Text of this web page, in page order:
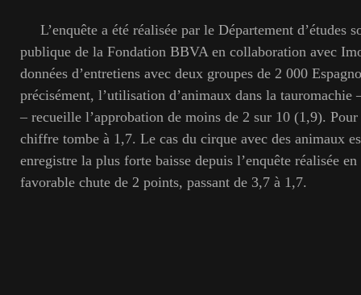
L’enquête a été réalisée par le Département d’études
publique de la Fondation BBVA en collaboration avec
données d’entretiens avec deux groupes de 2 000
précisément, l’utilisation d’animaux dans la
– recueille l’approbation de moins de 2 sur 10 (1,9).
chiffre tombe à 1,7. Le cas du cirque avec des animaux
enregistre la plus forte baisse depuis l’enquête réalisée
favorable chute de 2 points, passant de 3,7 à 1,7.